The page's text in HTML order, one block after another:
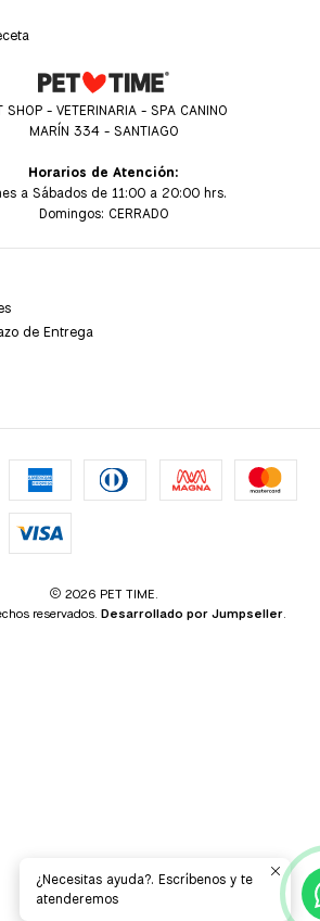
SHOP - VETERINARIA - SPA CANINO
MARÍN 334 - SANTIAGO
Horarios de Atención:
a Sábados de 11:00 a 20:00 hrs.
Domingos: CERRADO
de Entrega
2026 PET TIME.
reservados. Desarrollado por Jumpseller.
¿Necesitas ayuda?. Escríbenos y te
atenderemos